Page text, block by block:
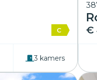
C
3 kamers
€